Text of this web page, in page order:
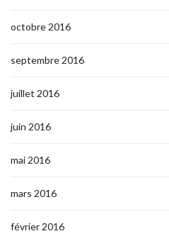
octobre 2016
septembre 2016
juillet 2016
juin 2016
mai 2016
mars 2016
février 2016